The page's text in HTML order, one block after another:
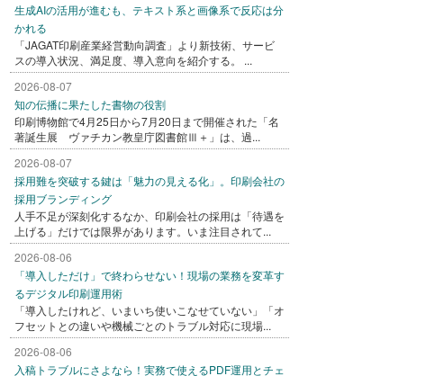
生成AIの活用が進むも、テキスト系と画像系で反応は分
かれる
「JAGAT印刷産業経営動向調査」より新技術、サービ
スの導入状況、満足度、導入意向を紹介する。 ...
2026-08-07
知の伝播に果たした書物の役割
印刷博物館で4月25日から7月20日まで開催された「名
著誕生展 ヴァチカン教皇庁図書館Ⅲ＋」は、過...
2026-08-07
採用難を突破する鍵は「魅力の見える化」。印刷会社の
採用ブランディング
人手不足が深刻化するなか、印刷会社の採用は「待遇を
上げる」だけでは限界があります。いま注目されて...
2026-08-06
「導入しただけ」で終わらせない！現場の業務を変革す
るデジタル印刷運用術
「導入したけれど、いまいち使いこなせていない」「オ
フセットとの違いや機械ごとのトラブル対応に現場...
2026-08-06
入稿トラブルにさよなら！実務で使えるPDF運用とチェ